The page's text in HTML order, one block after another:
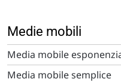
Medie mobili
Media mobile
Media mobile semplice